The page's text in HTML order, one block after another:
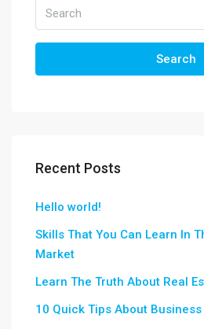
Search
Recent Posts
Hello world!
Skills That You Can Learn In
Market
Learn The Truth About Real
10 Quick Tips About